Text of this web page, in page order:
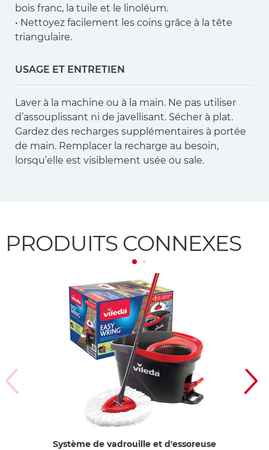
bois franc, la tuile et le linoléum.
• Nettoyez facilement les coins grâce à la tête
triangulaire.
USAGE ET ENTRETIEN
Laver à la machine ou à la main. Ne pas utiliser
d’assouplissant ni de javellisant. Sécher à plat.
Gardez des recharges supplémentaires à portée
de main. Remplacer la recharge au besoin,
lorsqu’elle est visiblement usée ou sale.
PRODUITS CONNEXES
Système de vadrouille et d'essoreuse